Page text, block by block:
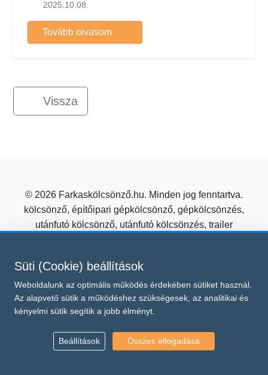
2025.10.08.
Tovább olvasom
Vissza
© 2026 Farkaskölcsönző.hu. Minden jog fenntartva.
kölcsönző, építőipari gépkölcsönző, gépkölcsönzés,
utánfutó kölcsönző, utánfutó kölcsönzés, trailer
Kölcsönzőtől!
Süti beállítások módosítása
Ez az oldal a reCAPTCHA v3 védelme alatt áll, amelyre a
Google Adatvédelmi irányelvei és Általános Szerződési Feltételei
Süti (Cookie) beállítások
Weboldalunk az optimális működés érdekében sütiket használ.
Az alapvető sütik a működéshez szükségesek, az analitikai és
kényelmi sütik segítik a jobb élményt.
Beállítások Összes elfogadása